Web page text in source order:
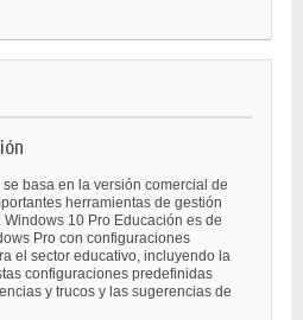
basa en la versión comercial de
herramientas de gestión
10 Pro Educación es de
Pro con configuraciones
el sector educativo, incluyendo la
configuraciones predefinidas
y trucos y las sugerencias de